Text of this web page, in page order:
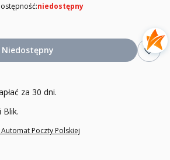
niedostępny
Niedostępny
za 30 dni.
Blik.
Automat Poczty Polskiej